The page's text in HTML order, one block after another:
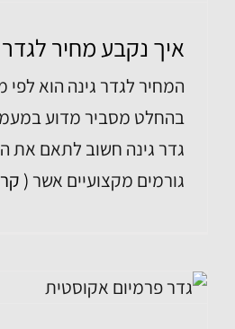
איך נקבע מחיר לגדר
המחיר לגדר גינה הוא לפי
בהחלט מסביר מדוע
גדר גינה חשוב לתאם את
גורמים מקצועיים אשר (